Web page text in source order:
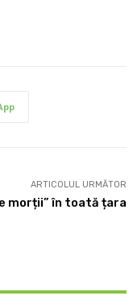
ARTICOLUL URMĂTOR
morții” în toată țara